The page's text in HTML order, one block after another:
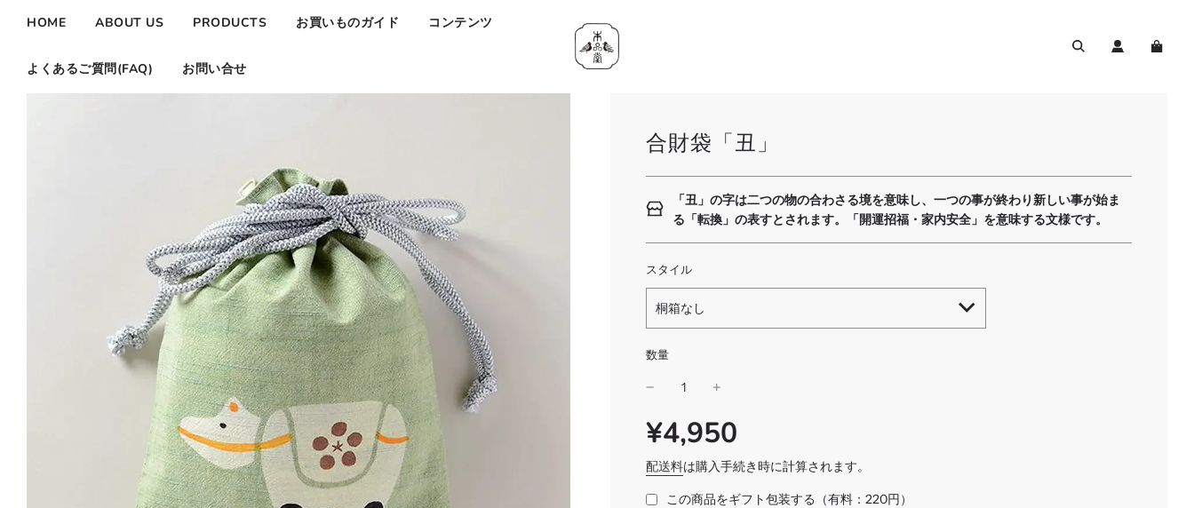
HOME ABOUT US PRODUCTS お買いものガイド コンテンツ
よくあるご質問(FAQ) お問い合せ
合財袋「丑」
「丑」の字は二つの物の合わさる境を意味し、一つの事が終わり新しい事が始ま
る「転換」の表すとされます。「開運招福・家内安全」を意味する文様です。
スタイル
桐箱なし
数量
SALE
PRICE
通
常
価
格
¥4,950
配送料は購入手続き時に計算されます。
この商品をギフト包装する（有料：220円）